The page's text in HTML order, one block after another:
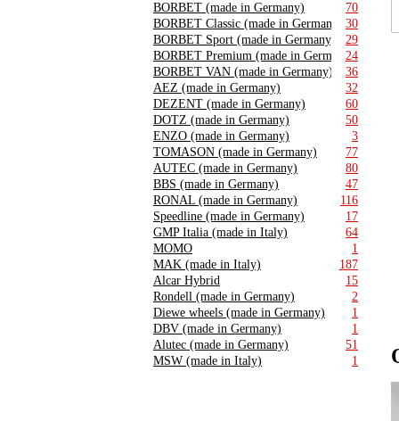
BORBET (made in Germany)
70
BORBET Classic (made in Germany)
30
BORBET Sport (made in Germany)
29
BORBET Premium (made in Germany)
24
BORBET VAN (made in Germany)
36
AEZ (made in Germany)
32
DEZENT (made in Germany)
60
DOTZ (made in Germany)
50
ENZO (made in Germany)
3
TOMASON (made in Germany)
77
AUTEC (made in Germany)
80
BBS (made in Germany)
47
RONAL (made in Germany)
116
Speedline (made in Germany)
17
GMP Italia (made in Italy)
64
MOMO
1
MAK (made in Italy)
187
Alcar Hybrid
15
Rondell (made in Germany)
2
Diewe wheels (made in Germany)
1
DBV (made in Germany)
1
Alutec (made in Germany)
51
MSW (made in Italy)
1